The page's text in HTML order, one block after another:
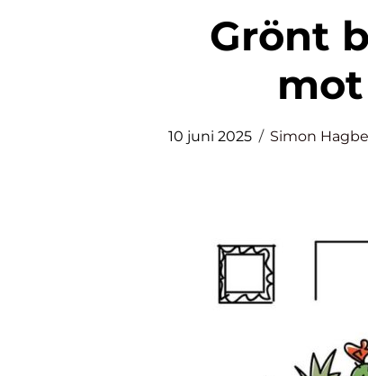
Grönt bolån Malmö: en väg
10 juni 2025 Simon